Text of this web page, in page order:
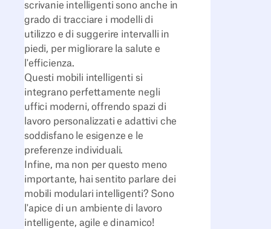
scrivanie intelligenti sono anche in
grado di tracciare i modelli di
utilizzo e di suggerire intervalli in
piedi, per migliorare la salute e
l'efficienza.
Questi mobili intelligenti si
integrano perfettamente negli
uffici moderni, offrendo spazi di
lavoro personalizzati e adattivi che
soddisfano le esigenze e le
preferenze individuali.
Infine, ma non per questo meno
importante, hai sentito parlare dei
mobili modulari intelligenti? Sono
l'apice di un ambiente di lavoro
intelligente, agile e dinamico!